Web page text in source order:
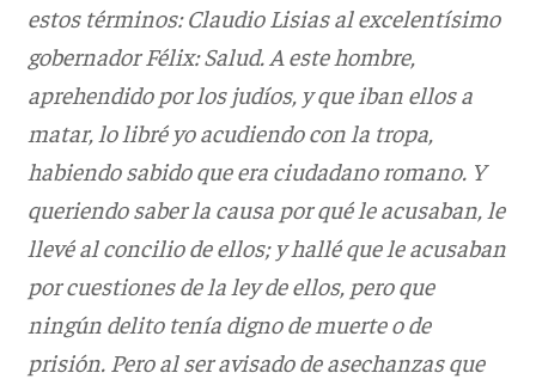
estos términos: Claudio Lisias al excelentísimo
gobernador Félix: Salud. A este hombre,
aprehendido por los judíos, y que iban ellos a
matar, lo libré yo acudiendo con la tropa,
habiendo sabido que era ciudadano romano. Y
queriendo saber la causa por qué le acusaban, le
llevé al concilio de ellos; y hallé que le acusaban
por cuestiones de la ley de ellos, pero que
ningún delito tenía digno de muerte o de
prisión. Pero al ser avisado de asechanzas que